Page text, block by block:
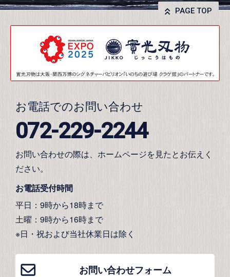
PAGE TOP
お電話でのお問い合わせ
072-229-2244
お問い合わせの際は、ホームページを見たとお伝えく
ださい。
お電話受付時間
平日：9時から18時まで
土曜：9時から16時まで
※日・祝および当社休業日は除く
お問い合わせフォーム